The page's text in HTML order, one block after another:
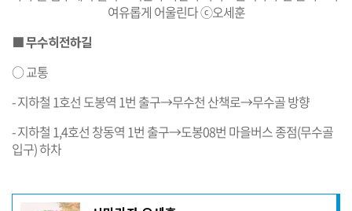
여유롭게 어울린다 ⓒ오세훈
■ 무수히전하길
○ 교통
- 지하철 1호선 도봉역 1번 출구→무수천 산책로→무수골 방향
- 지하철 1,4호선 창동역 1번 출구→도봉08번 마을버스 종점(무수골
입구) 하차